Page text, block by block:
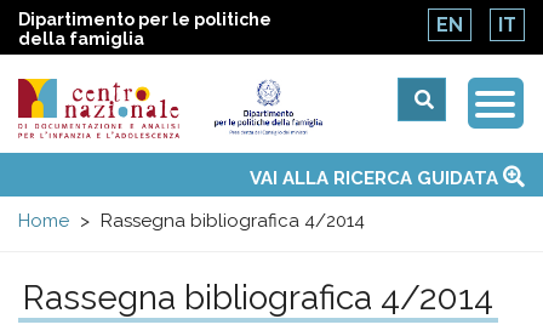
Dipartimento per le politiche
della famiglia
EN IT
Centro
nazionale
di
menu
Temi
Attività
Convenzione ONUVAI ALLA RICERCA GUIDATA
Home
Rassegna bibliografica 4/2014
Rassegna bibliografica 4/2014